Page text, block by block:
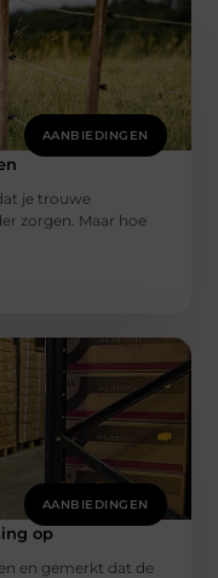
AANBIEDINGEN
je trouwe
zorgen. Maar hoe
AANBIEDINGEN
op
en gemerkt dat de